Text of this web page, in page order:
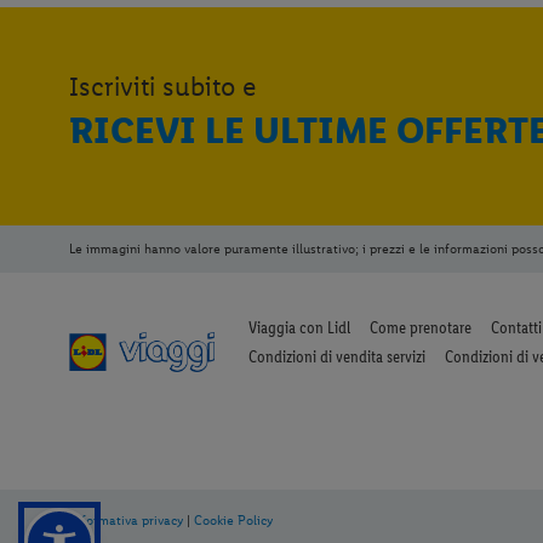
Iscriviti subito e
RICEVI LE ULTIME
Le immagini hanno valore puramente illustrativo; i prezzi e le informazioni
Viaggia con Lidl Come prenotare Contatti
Condizioni di vendita servizi
Condizioni di
Informativa privacy | Cookie Policy